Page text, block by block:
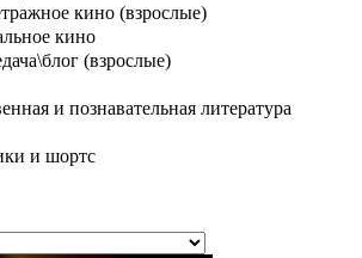
кино (взрослые)
кино
(взрослые)
и познавательная литература
и шортс